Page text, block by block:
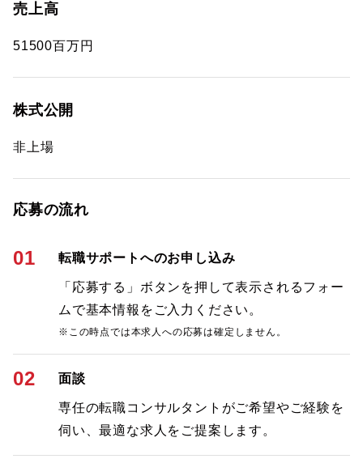
売上高
51500百万円
株式公開
非上場
応募の流れ
01 転職サポートへのお申し込み
「応募する」ボタンを押して表示されるフォー
ムで基本情報をご入力ください。
※この時点では本求人への応募は確定しません。
02 面談
専任の転職コンサルタントがご希望やご経験を
伺い、最適な求人をご提案します。